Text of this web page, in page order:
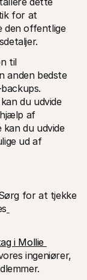
for at
den offentlige
til
anden bedste
du udvide
af
kan du udvide
ud af
for at tjekke
i Mollie
ingeniører,